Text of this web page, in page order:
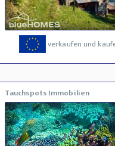
verkaufen und
Tauchspots Immobilien